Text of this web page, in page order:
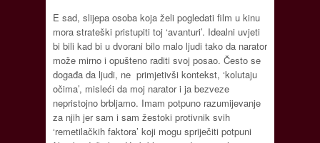
E sad, slijepa osoba koja želi pogledati film u kinu
mora strateški pristupiti toj ‘avanturi’. Idealni uvjeti
bi bili kad bi u dvorani bilo malo ljudi tako da narator
može mirno i opušteno raditi svoj posao. Često se
događa da ljudi, ne primjetivši kontekst, ‘kolutaju
očima’, misleći da moj narator i ja bezveze
nepristojno brbljamo. Imam potpuno razumijevanje
za njih jer sam i sam žestoki protivnik svih
‘remetilačkih faktora’ koji mogu spriječiti potpuni